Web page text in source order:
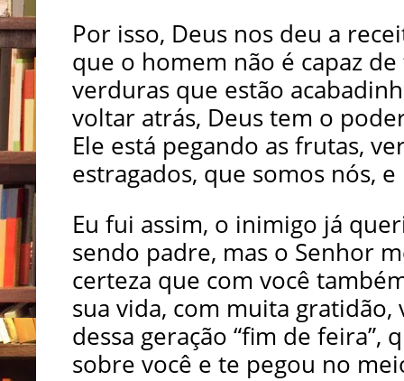
Por isso, Deus nos deu a
que o homem não é capaz
verduras que estão
voltar atrás, Deus tem o
Ele está pegando as frutas,
estragados, que somos nós,
Eu fui assim, o inimigo já
sendo padre, mas o Senhor
certeza que com você
sua vida, com muita
dessa geração “fim de feira”,
sobre você e te pegou no